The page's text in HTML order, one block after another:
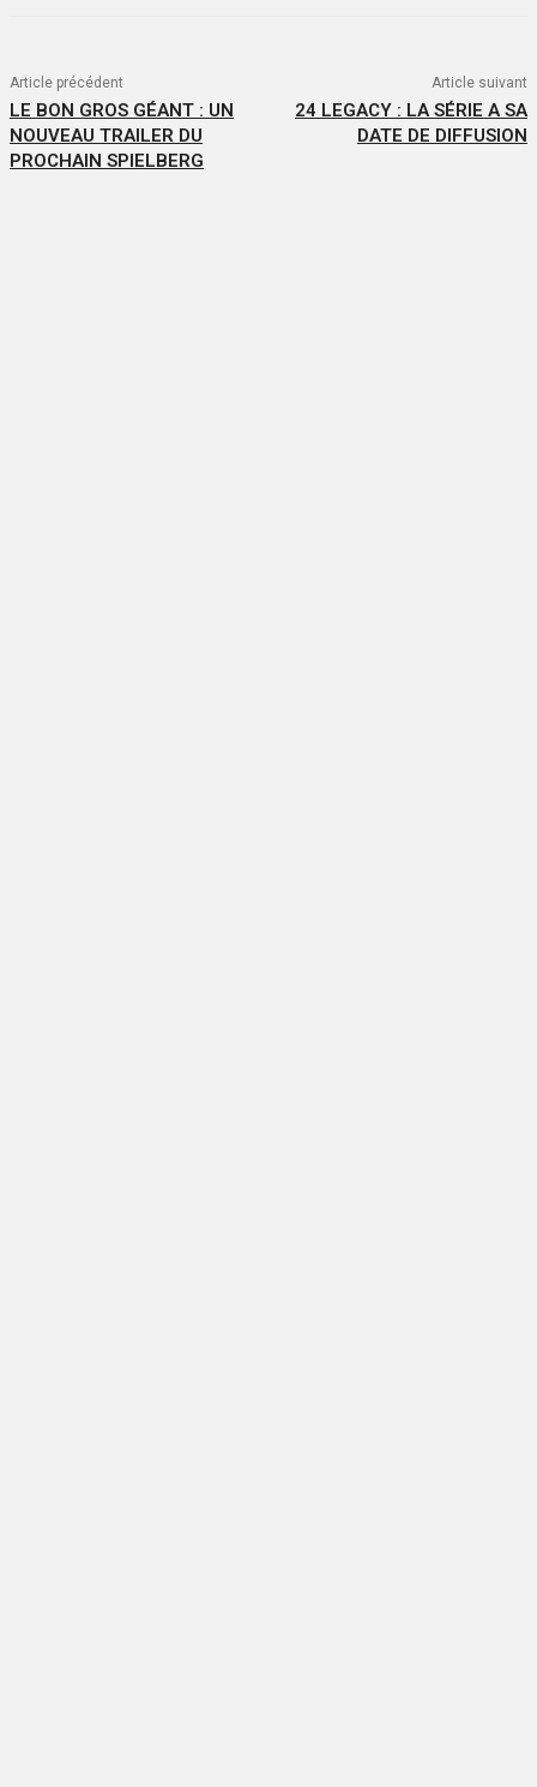
Article précédent
LE BON GROS GÉANT : UN
NOUVEAU TRAILER DU
PROCHAIN SPIELBERG
Article suivant
24 LEGACY : LA SÉRIE A SA
DATE DE DIFFUSION